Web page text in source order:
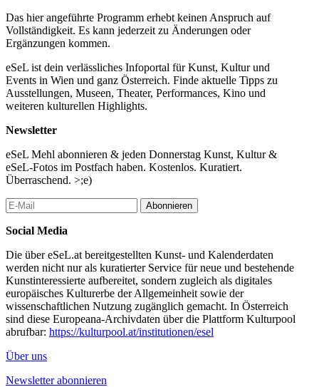
Das hier angeführte Programm erhebt keinen Anspruch auf
Vollständigkeit. Es kann jederzeit zu Änderungen oder
Ergänzungen kommen.
eSeL ist dein verlässliches Infoportal für Kunst, Kultur und
Events in Wien und ganz Österreich. Finde aktuelle Tipps zu
Ausstellungen, Museen, Theater, Performances, Kino und
weiteren kulturellen Highlights.
Newsletter
eSeL Mehl abonnieren & jeden Donnerstag Kunst, Kultur &
eSeL-Fotos im Postfach haben. Kostenlos. Kuratiert.
Überraschend. >;e)
Abonnieren
Social Media
Die über eSeL.at bereitgestellten Kunst- und Kalenderdaten
werden nicht nur als kuratierter Service für neue und bestehende
Kunstinteressierte aufbereitet, sondern zugleich als digitales
europäisches Kulturerbe der Allgemeinheit sowie der
wissenschaftlichen Nutzung zugänglich gemacht. In Österreich
sind diese Europeana-Archivdaten über die Plattform Kulturpool
abrufbar: https://kulturpool.at/institutionen/esel
Über uns
Newsletter abonnieren